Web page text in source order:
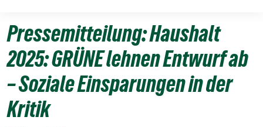
Pressemitteilung: Haushalt
2025: GRÜNE lehnen Entwurf ab
– Soziale Einsparungen in der
Kritik